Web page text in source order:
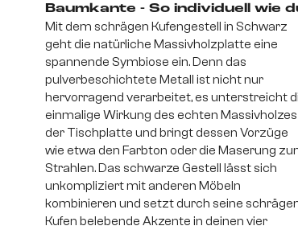
Baumkante - So individuell wie
Mit dem schrägen Kufengestell in Schwarz
geht die natürliche Massivholzplatte eine
spannende Symbiose ein. Denn das
pulverbeschichtete Metall ist nicht nur
hervorragend verarbeitet, es unterstreicht
einmalige Wirkung des echten Massivholzes
der Tischplatte und bringt dessen Vorzüge
wie etwa den Farbton oder die Maserung
Strahlen. Das schwarze Gestell lässt sich
unkompliziert mit anderen Möbeln
kombinieren und setzt durch seine
Kufen belebende Akzente in deinen vier